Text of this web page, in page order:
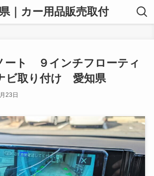
｜カー用品販売取付
ート ９インチフローティ
ビ取り付け 愛知県
23日